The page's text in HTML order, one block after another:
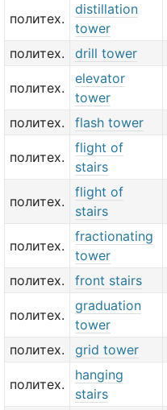
политех.
distillation
tower
политех. drill tower
политех.
elevator
tower
политех. flash tower
политех.
flight of
stairs
политех.
flight of
stairs
политех.
fractionating
tower
политех. front stairs
политех.
graduation
tower
политех. grid tower
политех.
hanging
stairs